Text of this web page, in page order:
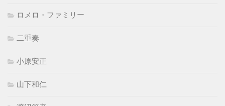
ロメロ・ファミリー
二重奏
小原安正
山下和仁